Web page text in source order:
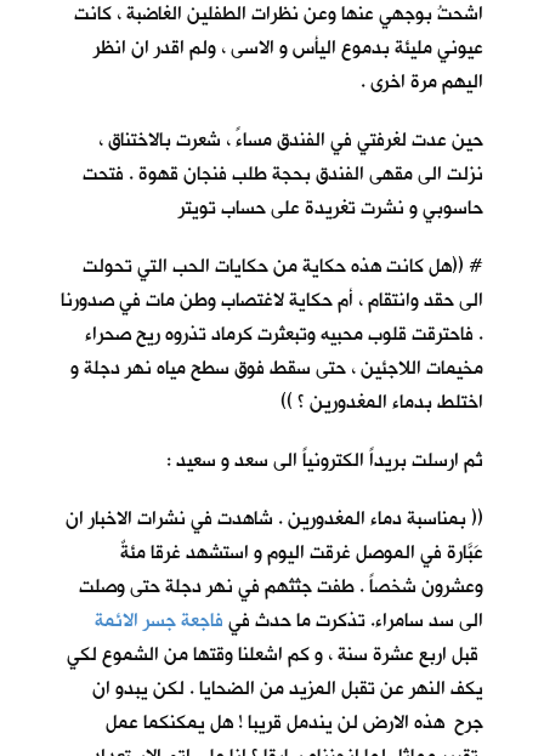
اشحتُ بوجهي عنها وعن نظرات الطفلين الغاضبة ، كانت
عيوني مليئة بدموع اليأس و الاسى ، ولم اقدر ان انظر
اليهم مرة اخرى .
حين عدت لغرفتي في الفندق مساءً ، شعرت بالاختناق ،
نزلت الى مقهى الفندق بحجة طلب فنجان قهوة . فتحت
حاسوبي و نشرت تغريدة على حساب تويتر
# ((هل كانت هذه حكاية من حكايات الحب التي تحولت
الى حقد وانتقام ، أم حكاية لاغتصاب وطن مات في صدورنا
. فاحترقت قلوب محبيه وتبعثرت كرماد تذروه ريح صحراء
مخيمات اللاجئين ، حتى سقط فوق سطح مياه نهر دجلة و
اختلط بدماء المغدورين ؟ ))
ثم ارسلت بريداً الكترونياً الى سعد و سعيد :
(( بمناسبة دماء المغدورين . شاهدت في نشرات الاخبار ان
عَبَّارة في الموصل غرقت اليوم و استشهد غرقا مئةٌ
وعشرون شخصاً . طفت جثثهم في نهر دجلة حتى وصلت
الى سد سامراء. تذكرت ما حدث فيفاجعة جسر الائمة
قبل اربع عشرة سنة ، و كم اشعلنا وقتها من الشموع لكي
يكف النهر عن تقبل المزيد من الضحايا . لكن يبدو ان
جرح هذه الارض لن يندمل قريبا ! هل يمكنكما عمل